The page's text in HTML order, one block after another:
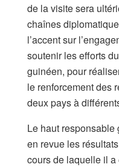
de la visite sera
chaînes
l’accent sur
soutenir les efforts
guinéen, pour
le renforcement des
deux pays à
Le haut
en revue les
cours de laquelle il